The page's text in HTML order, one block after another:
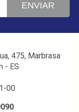
ENVIAR
475, Marbrasa
- ES
00